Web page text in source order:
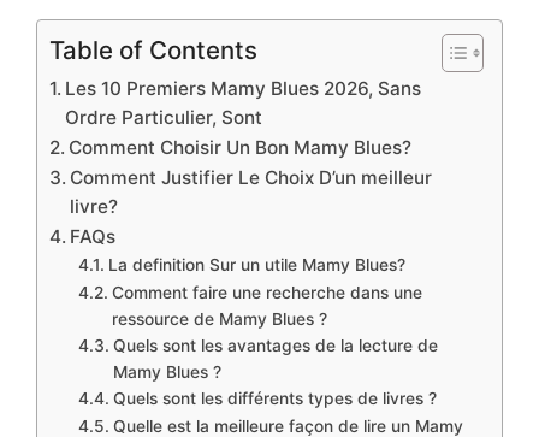
Table of Contents
Les 10 Premiers Mamy Blues 2026, Sans
Ordre Particulier, Sont
Comment Choisir Un Bon Mamy Blues?
Comment Justifier Le Choix D’un meilleur
livre?
FAQs
La definition Sur un utile Mamy Blues?
Comment faire une recherche dans une
ressource de Mamy Blues ?
Quels sont les avantages de la lecture de
Mamy Blues ?
Quels sont les différents types de livres ?
Quelle est la meilleure façon de lire un Mamy